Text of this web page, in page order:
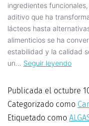
ingredientes
aditivo que ha
lácteos hasta
alimenticios se ha
estabilidad y la calidad
un… Seguir leyendo
Publicada el octubre
Categorizado como
Etiquetado como